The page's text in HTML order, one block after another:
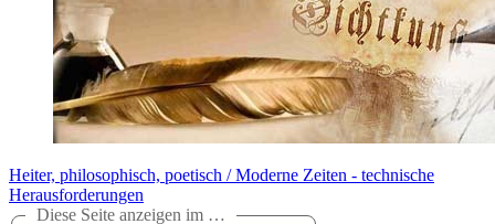
Heiter, philosophisch, poetisch /Moderne Zeiten - technische
Herausforderungen
Diese Seite anzeigen im …